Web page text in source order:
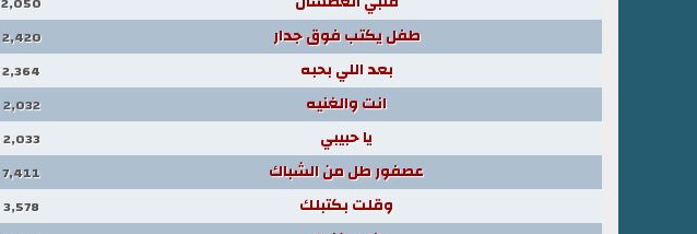
طفل يكتب فوق جدار 2,420
بعد اللي بحبه 2,364
انت والغنيه 2,032
يا حبيبي 2,033
عصفور طل من الشباك 7,411
وقلت بكتبلك 3,578